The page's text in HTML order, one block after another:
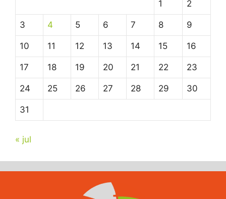
1 2
3 4 5 6 7 8 9
10 11 12 13 14 15 16
17 18 19 20 21 22 23
24 25 26 27 28 29 30
31
« jul